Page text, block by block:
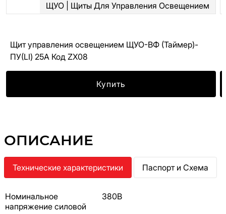
ЩУО | Щиты Для Управления Освещением
Щит управления освещением ЩУО-ВФ (Таймер)-
ПУ(LI) 25А Код ZX08
Купить
ОПИСАНИЕ
Технические характеристики Паспорт и Схема
Номинальное
напряжение силовой
380В